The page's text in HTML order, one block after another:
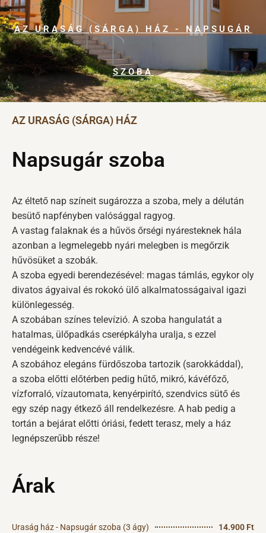
AZ URASÁG (SÁRGA) HÁZ - NAPSUGÁR
SZOBA
AZ URASÁG (SÁRGA) HÁZ
Napsugár szoba
Az éltető nap színeit sugározza a szoba, mely a délután
besütő napfényben valósággal ragyog.
A vastag falaknak és a hűvös őrségi nyáresteknek hála
azonban a legmelegebb nyári melegben is megőrzik
hűvösüket a szobák.
A szoba egyedi berendezésével: magas támlás, egykor oly
divatos ágyaival és rokokó ülő alkalmatosságaival igazi
különlegesség.
A szobában színes televízió. A szoba hangulatát a
hatalmas, ülőpadkás cserépkályha uralja, s ezzel
vendégeink kedvencévé válik.
A szobához elegáns fürdőszoba tartozik (sarokkáddal),
a szoba előtti előtérben pedig hűtő, mikró, kávéfőző,
vízforraló, vízautomata, kenyérpirító, szendvics sütő és
egy szép nagy étkező áll rendelkezésre. A hab pedig a
tortán a bejárat előtti óriási, fedett terasz, mely a ház
legnépszerűbb része!
Árak
Uraság ház - Napsugár szoba (3 ágy) 14.900 Ft